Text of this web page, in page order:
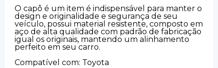
O capô é um item é indispensável para manter o
design e originalidade e segurança de seu
veículo, possui material resistente, composto em
aço de alta qualidade com padrão de fabricação
igual os originais, mantendo um alinhamento
perfeito em seu carro.
Compatível com: Toyota